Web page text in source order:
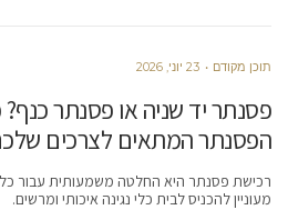
תוכן מקודם 23 יוני, 2026
פסנתר יד שניה או פסנתר
הפסנתר המתאים לצרכים
רכישת פסנתר היא החלטה משמעותית עבור כל
מעוניין להכניס לבית כלי נגינה איכותי ומרשים.